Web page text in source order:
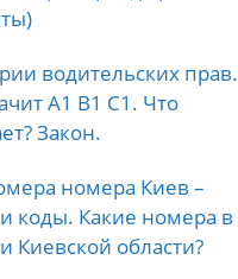
водительских прав.
А1 B1 C1. Что
Закон.
номера Киев –
коды. Какие номера в
Киевской области?